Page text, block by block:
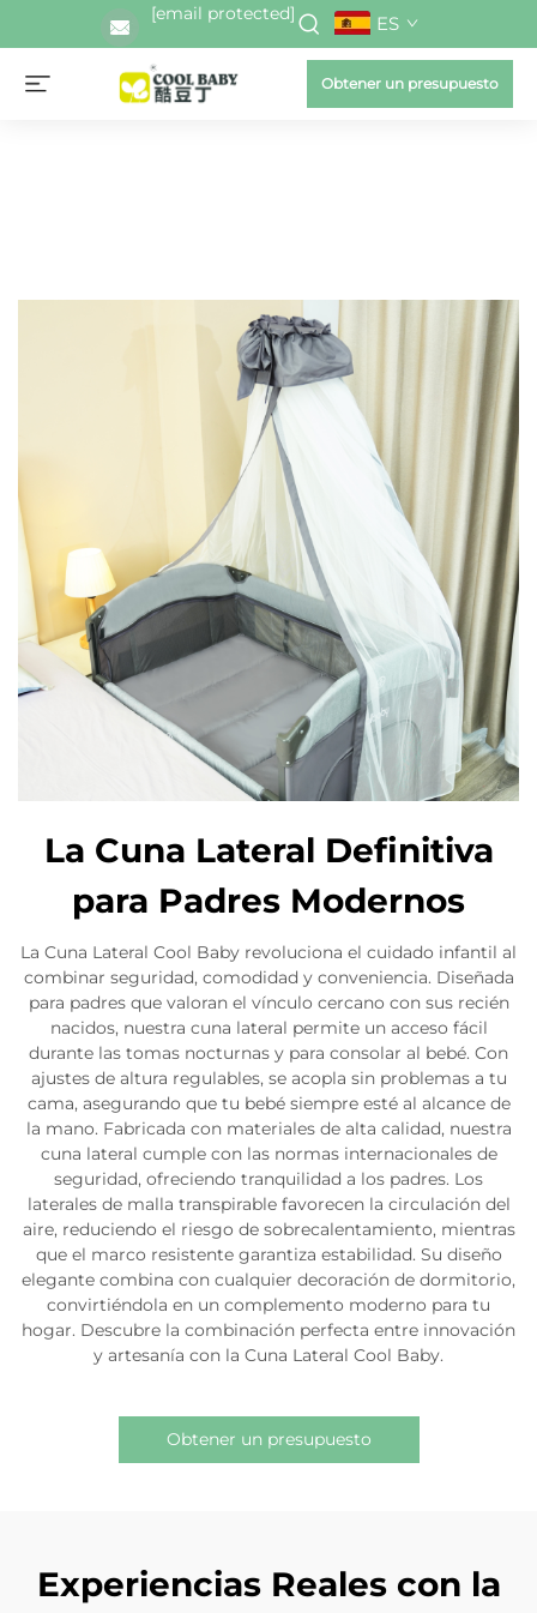
[email protected] ES
Obtener un presupuesto
La Cuna Lateral Definitiva
para Padres Modernos
La Cuna Lateral Cool Baby revoluciona el cuidado infantil al
combinar seguridad, comodidad y conveniencia. Diseñada
para padres que valoran el vínculo cercano con sus recién
nacidos, nuestra cuna lateral permite un acceso fácil
durante las tomas nocturnas y para consolar al bebé. Con
ajustes de altura regulables, se acopla sin problemas a tu
cama, asegurando que tu bebé siempre esté al alcance de
la mano. Fabricada con materiales de alta calidad, nuestra
cuna lateral cumple con las normas internacionales de
seguridad, ofreciendo tranquilidad a los padres. Los
laterales de malla transpirable favorecen la circulación del
aire, reduciendo el riesgo de sobrecalentamiento, mientras
que el marco resistente garantiza estabilidad. Su diseño
elegante combina con cualquier decoración de dormitorio,
convirtiéndola en un complemento moderno para tu
hogar. Descubre la combinación perfecta entre innovación
y artesanía con la Cuna Lateral Cool Baby.
Obtener un presupuesto
Experiencias Reales con la